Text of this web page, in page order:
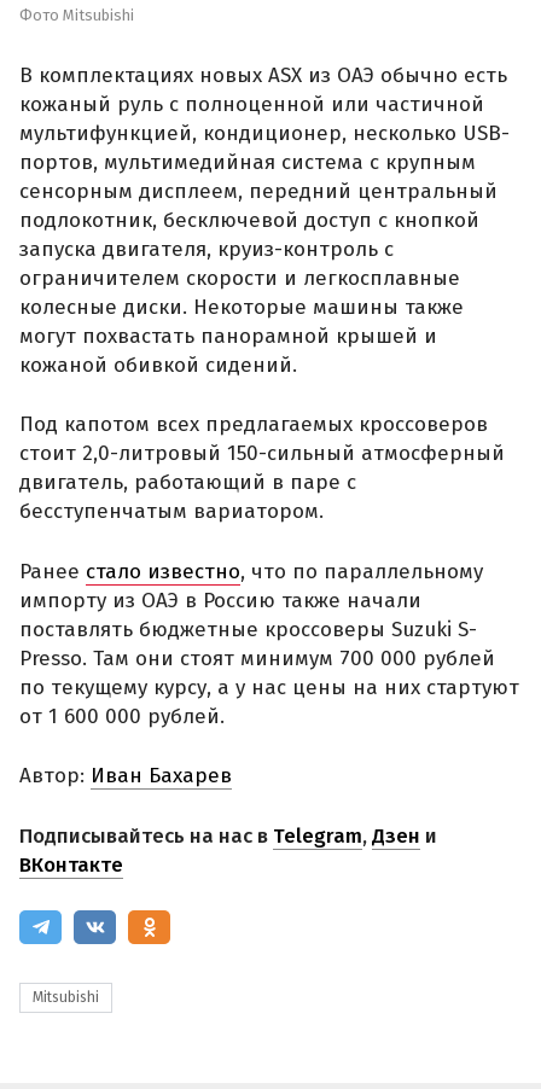
Фото Mitsubishi
В комплектациях новых ASX из ОАЭ обычно есть
кожаный руль с полноценной или частичной
мультифункцией, кондиционер, несколько USB-
портов, мультимедийная система с крупным
сенсорным дисплеем, передний центральный
подлокотник, бесключевой доступ с кнопкой
запуска двигателя, круиз-контроль с
ограничителем скорости и легкосплавные
колесные диски. Некоторые машины также
могут похвастать панорамной крышей и
кожаной обивкой сидений.
Под капотом всех предлагаемых кроссоверов
стоит 2,0-литровый 150-сильный атмосферный
двигатель, работающий в паре с
бесступенчатым вариатором.
Ранее стало известно, что по параллельному
импорту из ОАЭ в Россию также начали
поставлять бюджетные кроссоверы Suzuki S-
Presso. Там они стоят минимум 700 000 рублей
по текущему курсу, а у нас цены на них стартуют
от 1 600 000 рублей.
Автор: Иван Бахарев
Подписывайтесь на нас в Telegram,Дзен и
ВКонтакте
Mitsubishi